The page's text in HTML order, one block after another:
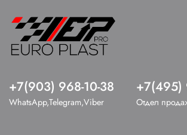
+7(903) 968-10-38
WhatsApp,Telegram,Viber
+7(495)
Отдел